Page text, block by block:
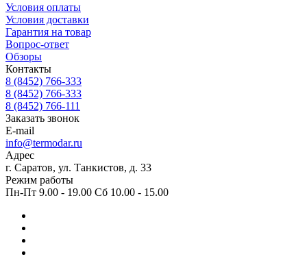
Условия оплаты
Условия доставки
Гарантия на товар
Вопрос-ответ
Обзоры
Контакты
8 (8452) 766-333
8 (8452) 766-333
8 (8452) 766-111
Заказать звонок
E-mail
info@termodar.ru
Адрес
г. Саратов, ул. Танкистов, д. 33
Режим работы
Пн-Пт 9.00 - 19.00 Сб 10.00 - 15.00